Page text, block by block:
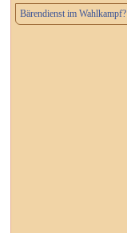
Bärendienst im Wahlkampf?